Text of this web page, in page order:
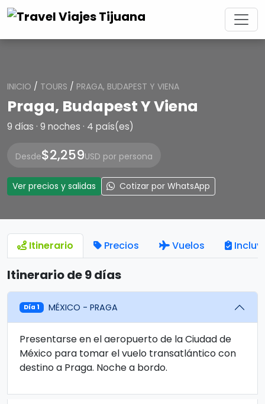
INICIO / TOURS / PRAGA, BUDAPEST Y VIENA
Praga, Budapest Y Viena
9 días · 9 noches · 4 país(es)
Desde$2,259USD por persona
Ver precios y salidas Cotizar por WhatsApp
Itinerario Precios Vuelos
Itinerario de 9 días
Día 1 MÉXICO - PRAGA
Presentarse en el aeropuerto de la Ciudad de
México para tomar el vuelo transatlántico con
destino a Praga. Noche a bordo.